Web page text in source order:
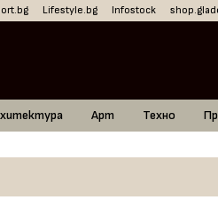
Lifestyle.bg Infostock
Арт Техно